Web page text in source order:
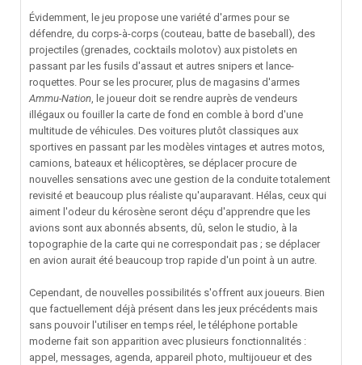
Évidemment, le jeu propose une variété d'armes pour se
défendre, du corps-à-corps (couteau, batte de baseball), des
projectiles (grenades, cocktails molotov) aux pistolets en
passant par les fusils d'assaut et autres snipers et lance-
roquettes. Pour se les procurer, plus de magasins d'armes
Ammu-Nation, le joueur doit se rendre auprès de vendeurs
illégaux ou fouiller la carte de fond en comble à bord d'une
multitude de véhicules. Des voitures plutôt classiques aux
sportives en passant par les modèles vintages et autres motos,
camions, bateaux et hélicoptères, se déplacer procure de
nouvelles sensations avec une gestion de la conduite totalement
revisité et beaucoup plus réaliste qu'auparavant. Hélas, ceux qui
aiment l'odeur du kérosène seront déçu d'apprendre que les
avions sont aux abonnés absents, dû, selon le studio, à la
topographie de la carte qui ne correspondait pas ; se déplacer
en avion aurait été beaucoup trop rapide d'un point à un autre.
Cependant, de nouvelles possibilités s'offrent aux joueurs. Bien
que factuellement déjà présent dans les jeux précédents mais
sans pouvoir l'utiliser en temps réel, le téléphone portable
moderne fait son apparition avec plusieurs fonctionnalités :
appel, messages, agenda, appareil photo, multijoueur et des